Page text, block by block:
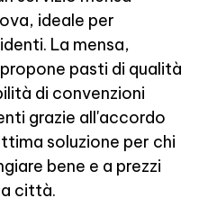
ideale per
La mensa,
pasti di qualità
di convenzioni
grazie all'accordo
soluzione per chi
bene e a prezzi
città.